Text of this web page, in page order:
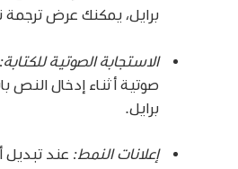
برايل، يمكنك عرض ترجمة
الاستجابة الصوتية للكتابة:
صوتية أثناء إدخال
برايل.
إعلانات النمط: عند